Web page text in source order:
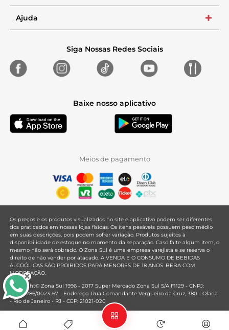
Ajuda +
Siga Nossas Redes Sociais
Baixe nosso aplicativo
Meios de pagamento
Os preços e os produtos visualizados no site e aplicativo podem ser diferentes
dos praticados em nossas lojas físicas. Os itens pesáveis possuem peso médio
em suas descrições, pois podem sofrer variação. Produtos sujeitos à
disponibilidade de estoque no momento da separação. Caso falte algum item, o
mesmo não será cobrado. O Zona Sul é uma empresa varejista e se reserva o
direito de não vender por atacado. A VENDA E O CONSUMO DE BEBIDAS
ALCOÓLICAS SÃO PROIBIDOS PARA MENORES DE 18 ANOS. BEBA COM
MODERAÇÃO.
Copyright© Zona Sul 1996 - 2017 Super Mercado Zona Sul S/A F1129 - CNPJ:
33.381.286/0023-67 - Endereço: Rua Comandante Vergueiro da Cruz, 380 - Olaria
- Rio de Janeiro - RJ - CEP: 21021-020
Mantido por